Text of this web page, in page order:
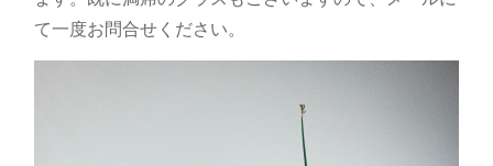
て一度お問合せください。